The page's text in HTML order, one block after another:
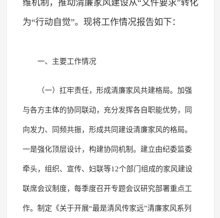
维机制，推动清廉家风建设从“文件要求”转化
为“行动自觉”。现将工作情况报告如下：
一、主要工作情况
（一）扛牢责任，形成清廉家风共建格局。加强
与各方主体的协同联动，充分发挥各自职能优势，同
向发力、同频共振，形成共同建设清廉家风的格局。
一是强化顶层设计，构建协同机制。建立由纪委监委
牵头，组织、宣传、妇联等12个部门组成的家风建设
联席会议制度，每季度召开专题会议研究部署重点工
作。制定《关于开展“最是清风传家远”清廉家风系列